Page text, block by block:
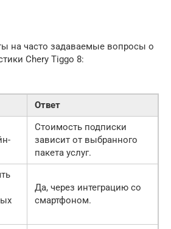
на часто задаваемые вопросы о
Chery Tiggo 8:
Ответ
Стоимость подписки
зависит от выбранного
пакета услуг.
Да, через интеграцию со
смартфоном.